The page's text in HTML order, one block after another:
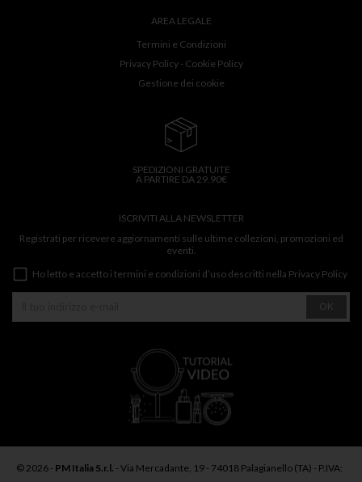
AREA LEGALE
Termini e Condizioni
Privacy Policy- Cookie Policy
Gestione dei cookie
SPEDIZIONI GRATUITE
A PARTIRE DA 29.90€
ISCRIVITI ALLA NEWSLETTER
Registrati per ricevere aggiornamenti sulle ultime collezioni, promozioni ed
eventi.
Ho letto e accetto i termini e condizioni d’uso descritti nella Privacy Policy
OK
© 2026 - PM Italia S.r.l. - Via Mercadante, 19 - 74018 Palagianello (TA) - P.IVA: